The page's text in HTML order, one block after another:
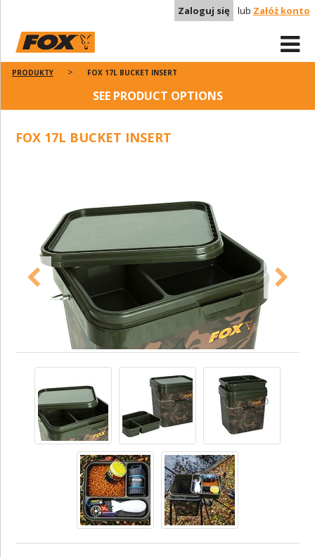
Zaloguj się lub Załóż konto
PRODUKTY FOX 17L BUCKET INSERT
SEE PRODUCT OPTIONS
FOX 17L BUCKET INSERT